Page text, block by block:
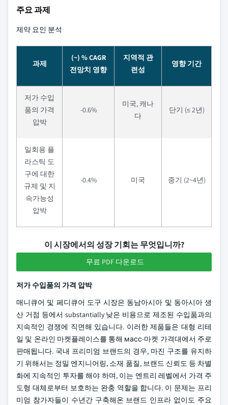
주요 과제
제약 요인 분석
과제
(~) % CAGR
전망치 영향
지역적 관
련성
영향 기간
저가 수입
품의 가격
압박
-0.6%
미국, 캐나
다
단기 (≤ 2년)
일회용 플
라스틱 도
구에 대한
규제 및 지
속가능성
압박
-0.4% 미국 중기 (2~4년)
이 시장에서의 성장 기회는 무엇입니까?
무료 PDF 다운로드
저가 수입품의 가격 압박
매니큐어 및 페디큐어 도구 시장은 동남아시아 및 동아시아 생
산 거점 등에서 substantially 낮은 비용으로 제조된 수입품과의
지속적인 경쟁에 직면해 있습니다. 이러한 제품들은 대형 리테
일 및 온라인 마켓플레이스를 통해 масс-마켓 가격대에서 주로
판매됩니다. 국내 프리미엄 브랜드의 경우, 마진 구조를 유지하
기 위해서는 정밀 엔지니어링, 소재 품질, 브랜드 신뢰도 등 차별
화에 지속적인 투자를 해야 하며, 이는 엔트리 레벨에서 가격 주
도형 대체로부터 보호하는 완충 역할을 합니다. 이 문제는 프리
미엄 참가자들이 수년간 구축해온 브랜드 인프라 없이도 주요